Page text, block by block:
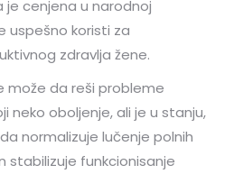
je cenjena u narodnoj
uspešno koristi za
zdravlja žene.
može da reši probleme
neko oboljenje, ali je u stanju,
normalizuje lučenje polnih
stabilizuje funkcionisanje